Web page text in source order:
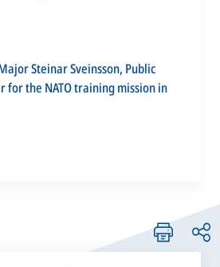
Steinar Sveinsson, Public
the NATO training mission in